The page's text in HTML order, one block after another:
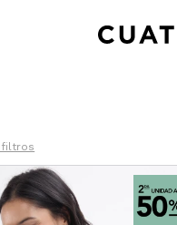
filtros